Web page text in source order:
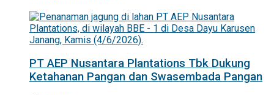
PT AEP Nusantara Plantations Tbk Dukung
Ketahanan Pangan dan Swasembada Pangan